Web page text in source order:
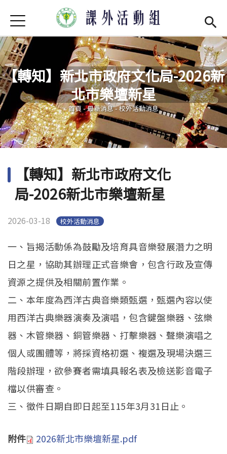
首頁
學務處首頁(link is external)
最新消息
Open
單位介紹
Open
社團現況
Open
社團營運
活動集錦
Jump to Navigation
Jump to Main content
【轉知】新北市政府文化局-2026新
北市樂壇新星
您在這裡
首頁-最新消息-校外活動消息
【轉知】新北市政府文化
局-2026新北市樂壇新星
2026-03-18 校外活動消息
一、旨揭活動係為鼓勵及培育具音樂發展潛力之明
日之星，協助其辦理正式音樂會，包含行政及宣傳
資源之提供及相關前置作業。
二、本年度為西洋古典音樂類甄選，甄選內容以使
用西洋古典樂器演奏及演唱，包含鍵盤樂器、弦樂
器、木管樂器、銅管樂器、打擊樂器、聲樂演唱之
個人或團體等，將採資格初選、複選及現場決選三
階段辦理，欲參賽者需填具報名表及檢送影音電子
檔以供審查。
三、徵件日期自即日起至115年3月31日止。
附件 2026新北市樂壇新星.pdf